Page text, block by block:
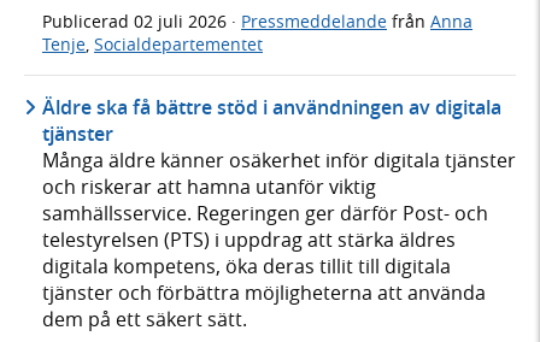
Publicerad 02 juli 2026 · Pressmeddelande från Anna
Tenje, Socialdepartementet
Äldre ska få bättre stöd i användningen av digitala
tjänster
Många äldre känner osäkerhet inför digitala tjänster
och riskerar att hamna utanför viktig
samhällsservice. Regeringen ger därför Post- och
telestyrelsen (PTS) i uppdrag att stärka äldres
digitala kompetens, öka deras tillit till digitala
tjänster och förbättra möjligheterna att använda
dem på ett säkert sätt.